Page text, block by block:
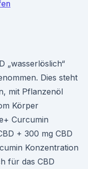
„wasserlöslich“
Dies steht
mit Pflanzenöl
Körper
Curcumin
+ 300 mg CBD
Konzentration
für das CBD